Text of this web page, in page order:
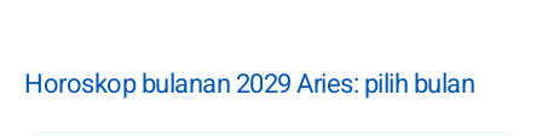
Horoskop bulanan 2029 Aries: pilih bulan